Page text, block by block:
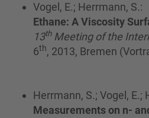
Vogel, E.; Herrmann, S.:
Ethane: A Viscosity
13thMeeting of the
6th, 2013, Bremen
Herrmann, S.; Vogel, E.;
Measurements on n-